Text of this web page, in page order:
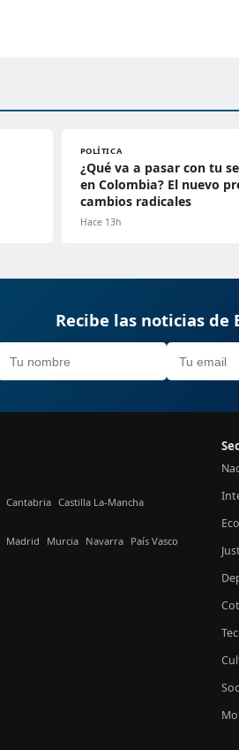
POLÍTICA
¿Qué va a pasar con tu
en Colombia? El nuevo
cambios radicales
Hace 13h
Recibe las noticias de
Cantabria Castilla La-Mancha
Madrid Murcia Navarra País Vasco